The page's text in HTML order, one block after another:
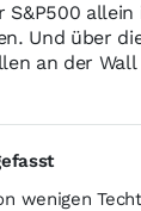
Und über
an der
wenigen